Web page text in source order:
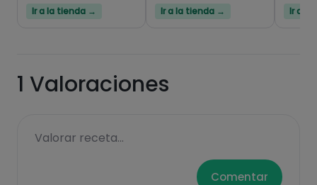
Ir a la tienda → Ir a la tienda → Ir a
1 Valoraciones
Valorar receta...
Comentar